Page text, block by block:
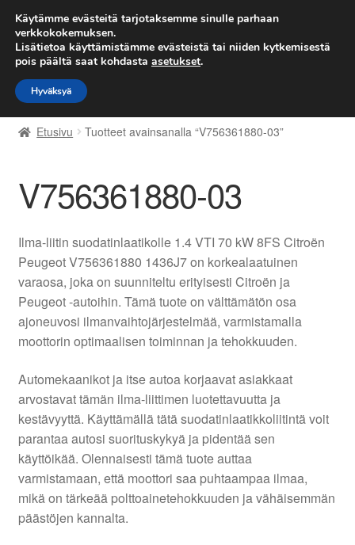
TOIMITUS alkaen 7 EUR
Siirry
navigointiin
Siirry
sisältöön
Etusivu
Kärry
Käyttöehdot
Maailmanlaajuinen toimitus
Maksut
Ota yhteyttä
Reklamaatiomenettely
Tarkista
Tietosuojakäytäntö
Etusivu Tuotteet avainsanalla “V756361880-03”
V756361880-03
Ilma-liitin suodatinlaatikolle 1.4 VTI 70 kW 8FS Citroën
Peugeot V756361880 1436J7 on korkealaatuinen
varaosa, joka on suunniteltu erityisesti Citroën ja
Peugeot -autoihin. Tämä tuote on välttämätön osa
ajoneuvosi ilmanvaihtojärjestelmää, varmistamalla
moottorin optimaalisen toiminnan ja tehokkuuden.
Automekaanikot ja itse autoa korjaavat asiakkaat
arvostavat tämän ilma-liittimen luotettavuutta ja
kestävyyttä. Käyttämällä tätä suodatinlaatikkoliitintä voit
parantaa autosi suorituskykyä ja pidentää sen
käyttöikää. Olennaisesti tämä tuote auttaa
varmistamaan, että moottori saa puhtaampaa ilmaa,
mikä on tärkeää polttoainetehokkuuden ja vähäisemmän
päästöjen kannalta.
Käytämme evästeitä tarjotaksemme sinulle parhaan
verkkokokemuksen.
Lisätietoa käyttämistämme evästeistä tai niiden kytkemisestä
pois päältä saat kohdasta asetukset.
Hyväksyä